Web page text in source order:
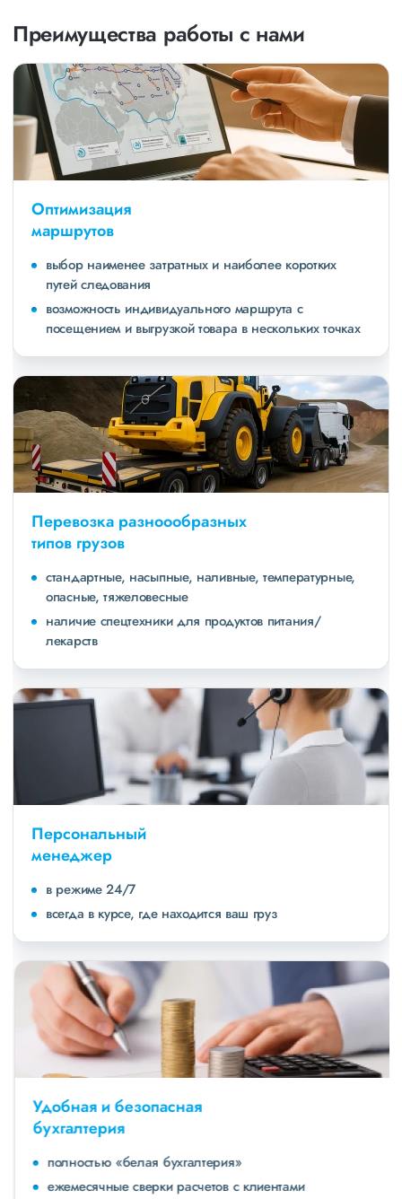
Преимущества работы с нами
Оптимизация
маршрутов
выбор наименее затратных и наиболее коротких
путей следования
возможность индивидуального маршрута с
посещением и выгрузкой товара в нескольких точках
Перевозка разноообразных
типов грузов
стандартные, насыпные, наливные, температурные,
опасные, тяжеловесные
наличие спецтехники для продуктов питания/
лекарств
Персональный
менеджер
в режиме 24/7
всегда в курсе, где находится ваш груз
Удобная и безопасная
бухгалтерия
полностью «белая бухгалтерия»
ежемесячные сверки расчетов с клиентами